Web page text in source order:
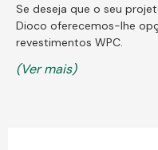
Se deseja que o seu
Dioco oferecemos-lhe
revestimentos WPC.
(Ver mais)